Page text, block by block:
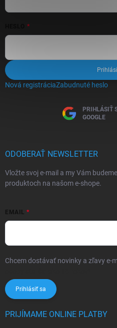
Nová registráciaZabudnuté heslo
PRIHLÁSIŤ
GOOGLE
ODOBERAŤ NEWSLETTER
Vložte svoj e-mail a my Vám
produktoch na našom e-shope.
EMAIL
Chcem dostávať novinky a zľavy e-
Prihlásiť sa
PRIJÍMAME ONLINE PLATBY